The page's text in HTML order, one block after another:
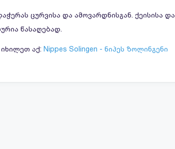
ცურვისა და ამოვარდნისგან. ქეისისა და
წასაღებად.
აქ: Nippes Solingen - ნიპეს ზოლინგენი